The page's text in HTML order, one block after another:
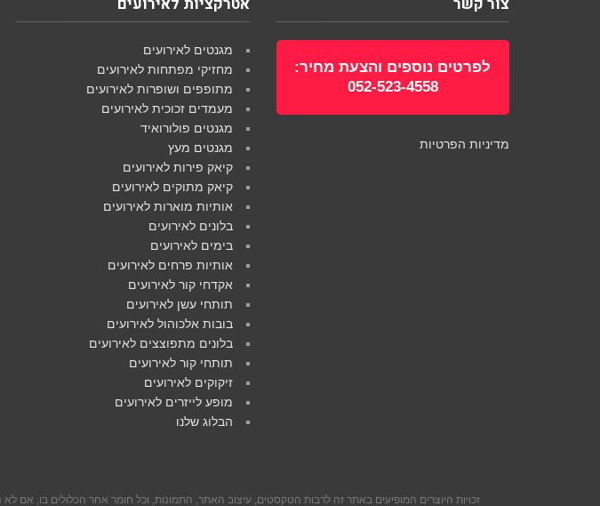
לפרטים נוספים והצעת מחיר:
052-523-4558
מדיניות הפרטיות
מגנטים לאירועים
מחזיקי מפתחות לאירועים
מתופפים ושופרות לאירועים
מעמדים זכוכית לאירועים
מגנטים פולורואיד
מגנטים מעץ
קיאק פירות לאירועים
קיאק מתוקים לאירועים
אותיות מוארות לאירועים
בלונים לאירועים
בימים לאירועים
אותיות פרחים לאירועים
אקדחי קור לאירועים
תותחי עשן לאירועים
בובות אלכוהול לאירועים
בלונים מתפוצצים לאירועים
תותחי קור לאירועים
זיקוקים לאירועים
מופע לייזרים לאירועים
הבלוג שלנו
זכויות היוצרים המופיעים באתר זה לרבות הטקסטים, עיצוב האתר, התמונות, וכל חומר אחר הכלולים בו,